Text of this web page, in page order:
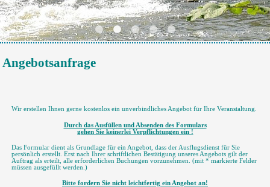
Angebotsanfrage
Wir erstellen Ihnen gerne kostenlos ein unverbindliches Angebot für Ihre Veranstaltung.
Durch das Ausfüllen und Absenden des Formulars
gehen Sie keinerlei Verpflichtungen ein !
Das Formular dient als Grundlage für ein Angebot, dass der Ausflugsdienst für Sie
persönlich erstellt. Erst nach Ihrer schriftlichen Bestätigung unseres Angebots gilt der
Auftrag als erteilt, alle erforderlichen Buchungen vorzunehmen. (mit * markierte Felder
müssen ausgefüllt werden.)
Bitte fordern Sie nicht leichtfertig ein Angebot an!